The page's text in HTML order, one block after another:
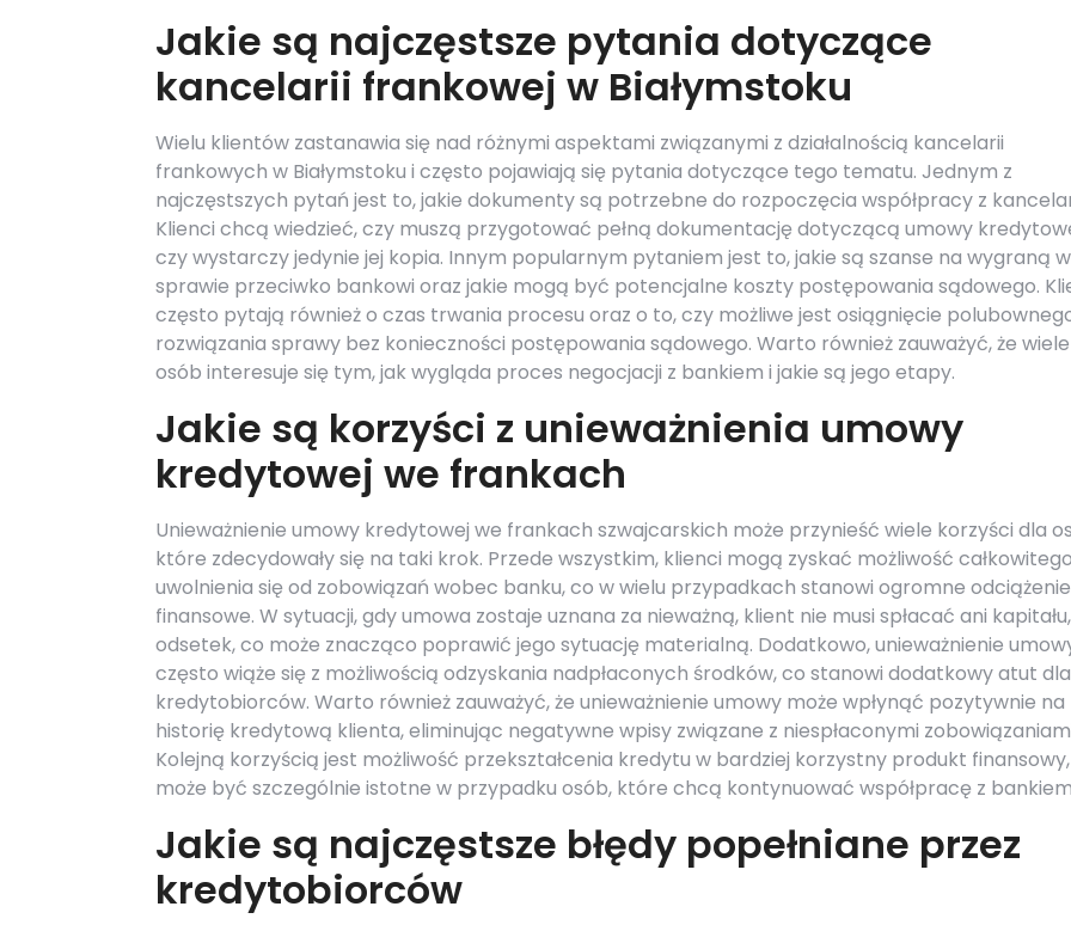
Jakie są najczęstsze pytania dotyczące
kancelarii frankowej w Białymstoku
Wielu klientów zastanawia się nad różnymi aspektami związanymi z działalnością kancelarii
frankowych w Białymstoku i często pojawiają się pytania dotyczące tego tematu. Jednym z
najczęstszych pytań jest to, jakie dokumenty są potrzebne do rozpoczęcia współpracy z
Klienci chcą wiedzieć, czy muszą przygotować pełną dokumentację dotyczącą umowy
czy wystarczy jedynie jej kopia. Innym popularnym pytaniem jest to, jakie są szanse na wygraną w
sprawie przeciwko bankowi oraz jakie mogą być potencjalne koszty postępowania sądowego.
często pytają również o czas trwania procesu oraz o to, czy możliwe jest osiągnięcie
rozwiązania sprawy bez konieczności postępowania sądowego. Warto również zauważyć, że wiele
osób interesuje się tym, jak wygląda proces negocjacji z bankiem i jakie są jego etapy.
Jakie są korzyści z unieważnienia umowy
kredytowej we frankach
Unieważnienie umowy kredytowej we frankach szwajcarskich może przynieść wiele korzyści dla
które zdecydowały się na taki krok. Przede wszystkim, klienci mogą zyskać możliwość całkowitego
uwolnienia się od zobowiązań wobec banku, co w wielu przypadkach stanowi ogromne odciążenie
finansowe. W sytuacji, gdy umowa zostaje uznana za nieważną, klient nie musi spłacać ani
odsetek, co może znacząco poprawić jego sytuację materialną. Dodatkowo, unieważnienie
często wiąże się z możliwością odzyskania nadpłaconych środków, co stanowi dodatkowy atut dla
kredytobiorców. Warto również zauważyć, że unieważnienie umowy może wpłynąć pozytywnie na
historię kredytową klienta, eliminując negatywne wpisy związane z niespłaconymi
Kolejną korzyścią jest możliwość przekształcenia kredytu w bardziej korzystny produkt
może być szczególnie istotne w przypadku osób, które chcą kontynuować współpracę z
Jakie są najczęstsze błędy popełniane przez
kredytobiorców